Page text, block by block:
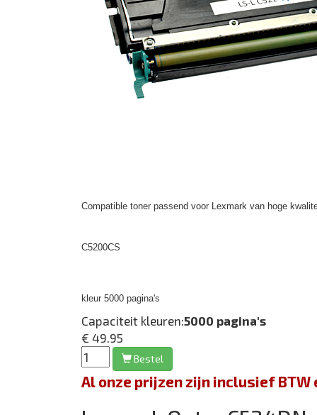
Compatible toner passend voor Lexmark van hoge
C5200CS
kleur 5000 pagina's
Capaciteit kleuren:5000 pagina's
€ 49.95
Bestel
Al onze prijzen zijn inclusief